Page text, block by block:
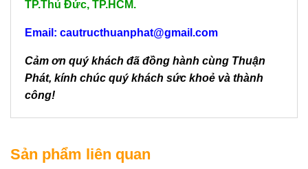
TP.Thủ Đức, TP.HCM.
Email: cautructhuanphat@gmail.com
Cảm ơn quý khách đã đồng hành cùng Thuận
Phát, kính chúc quý khách sức khoẻ và thành
công!
Sản phẩm liên quan